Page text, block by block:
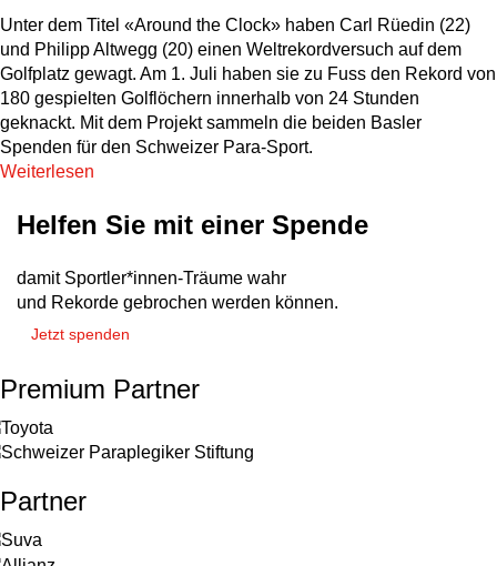
Unter dem Titel «Around the Clock» haben Carl Rüedin (22)
und Philipp Altwegg (20) einen Weltrekordversuch auf dem
Golfplatz gewagt. Am 1. Juli haben sie zu Fuss den Rekord von
180 gespielten Golflöchern innerhalb von 24 Stunden
geknackt. Mit dem Projekt sammeln die beiden Basler
Spenden für den Schweizer Para-Sport.
Weiterlesen
Helfen Sie mit einer Spende
damit Sportler*innen-Träume wahr
und Rekorde gebrochen werden können.
Jetzt spenden
Premium Partner
Partner